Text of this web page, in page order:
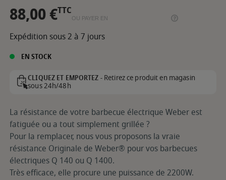
88,00 €TTC
OU PAYER EN
Expédition sous 2 à 7 jours
EN STOCK
CLIQUEZ ET EMPORTEZ -Retirez ce produit en magasin
sous 24h/48h
La résistance de votre barbecue électrique Weber est
fatiguée ou a tout simplement grillée ?
Pour la remplacer, nous vous proposons la vraie
résistance Originale de Weber® pour vos barbecues
électriques Q 140 ou Q 1400.
Très efficace, elle procure une puissance de 2200W.